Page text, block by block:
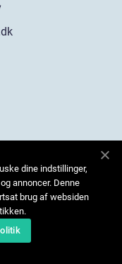
dine indstillinger,
annoncer. Denne
brug af websiden